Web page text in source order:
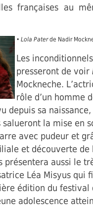
françaises au
• Lola Paterde Nadir
Les
presseront de voir
Mockneche.
rôle d’un homme
depuis sa
la mise en
avec pudeur et
et découverte
aussi le
Léa Misyus qui
édition du festival
adolescence